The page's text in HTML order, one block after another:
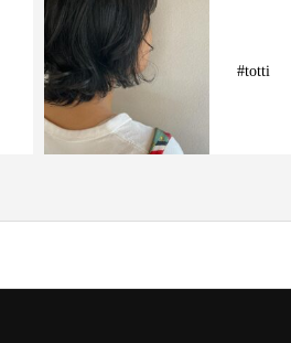
#totti